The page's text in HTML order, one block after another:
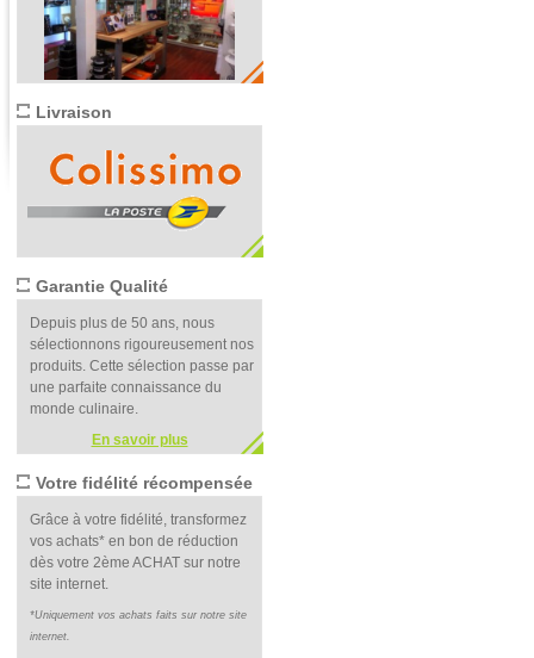
Livraison
Garantie Qualité
Depuis plus de 50 ans, nous
sélectionnons rigoureusement nos
produits. Cette sélection passe par
une parfaite connaissance du
monde culinaire.
En savoir plus
Votre fidélité récompensée
Grâce à votre fidélité, transformez
vos achats* en bon de réduction
dès votre 2ème ACHAT sur notre
site internet.
*Uniquement vos achats faits sur notre site
internet.